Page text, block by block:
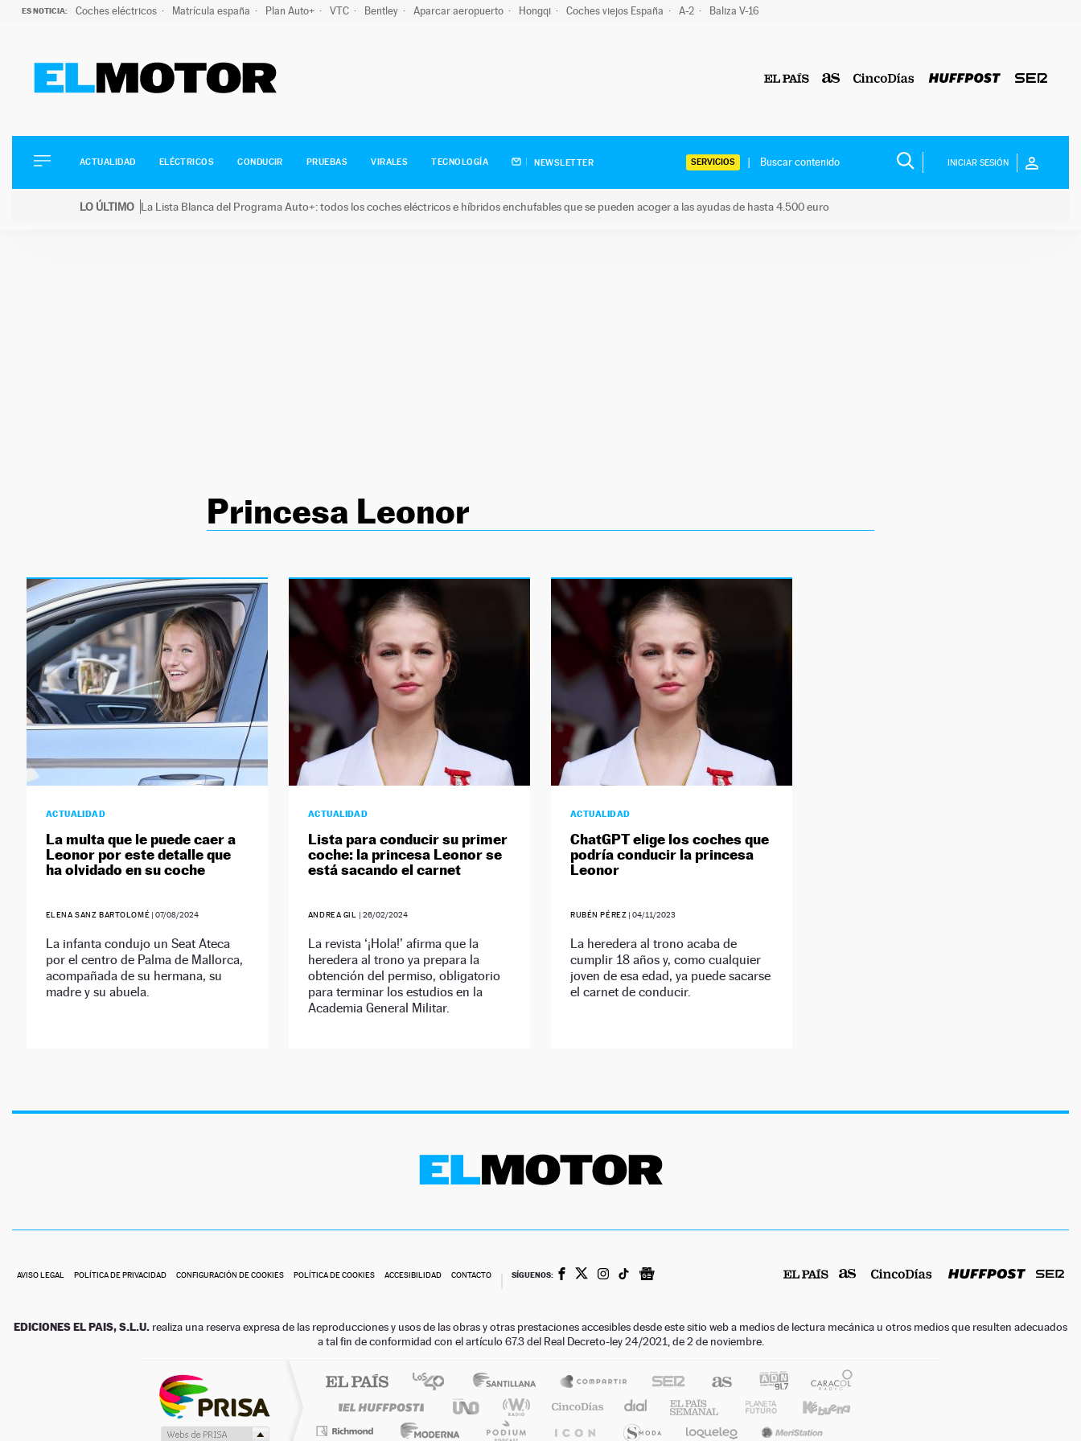
ES NOTICIA: Coches eléctricos Matrícula españa Plan Auto+ VTC Bentley Aparcar aeropuerto Hongqi Coches viejos España A-2 Baliza V-16
ELÉCTRICOS
CONDUCIR
ACTUALIDAD ELÉCTRICOS CONDUCIR PRUEBAS VIRALES TECNOLOGÍA NEWSLETTER SERVICIOS INICIAR SESIÓN
LO ÚLTIMO La Lista Blanca del Programa Auto+: todos los coches eléctricos e híbridos enchufables que se pueden acoger a las ayudas de hasta 4.500 euro
Princesa Leonor
ACTUALIDAD
La multa que le puede caer a
Leonor por este detalle que
ha olvidado en su coche
ELENA SANZ BARTOLOMÉ |07/08/2024
La infanta condujo un Seat Ateca
por el centro de Palma de Mallorca,
acompañada de su hermana, su
madre y su abuela.
ACTUALIDAD
Lista para conducir su primer
coche: la princesa Leonor se
está sacando el carnet
ANDREA GIL | 26/02/2024
La revista ‘¡Hola!’ afirma que la
heredera al trono ya prepara la
obtención del permiso, obligatorio
para terminar los estudios en la
Academia General Militar.
ACTUALIDAD
ChatGPT elige los coches que
podría conducir la princesa
Leonor
RUBÉN PÉREZ |04/11/2023
La heredera al trono acaba de
cumplir 18 años y, como cualquier
joven de esa edad, ya puede sacarse
el carnet de conducir.
AVISO LEGAL POLÍTICA DE PRIVACIDAD CONFIGURACIÓN DE COOKIES POLÍTICA DE COOKIES ACCESIBILIDAD CONTACTO SÍGUENOS:
EDICIONES EL PAIS, S.L.U. realiza una reserva expresa de las reproducciones y usos de las obras y otras prestaciones accesibles desde este sitio web a medios de lectura mecánica u otros medios que resulten adecuados
a tal fin de conformidad con el artículo 67.3 del Real Decreto-ley 24/2021, de 2 de noviembre.